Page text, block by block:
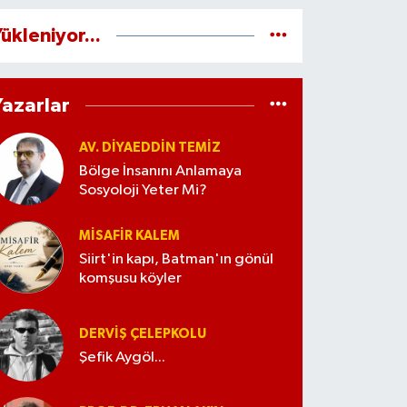
AV. DIYAEDDIN TEMIZ
Bölge İnsanını Anlamaya
Sosyoloji Yeter Mi?
MISAFIR KALEM
Siirt'in kapı, Batman'ın gönül
komşusu köyler
DERVIŞ ÇELEPKOLU
Şefik Aygöl...